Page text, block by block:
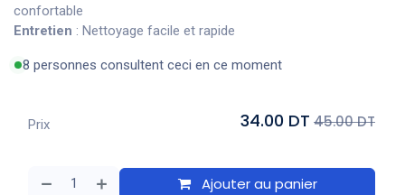
confortable
Entretien : Nettoyage facile et rapide
8 personnes consultent ceci en ce moment
Ajouter au panier
Prix 34.00 DT 45.00 DT